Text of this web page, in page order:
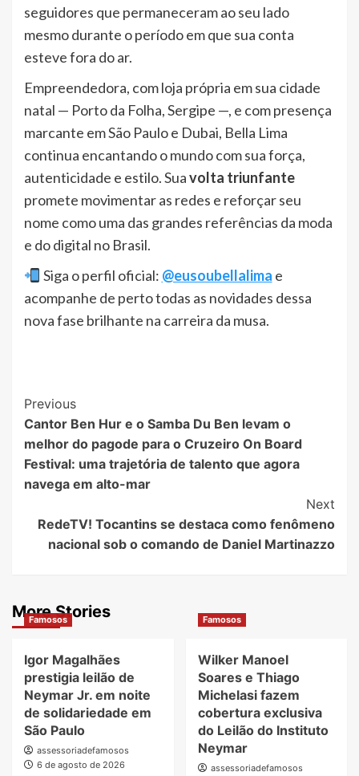
seguidores que permaneceram ao seu lado
mesmo durante o período em que sua conta
esteve fora do ar.
Empreendedora, com loja própria em sua cidade
natal — Porto da Folha, Sergipe —, e com presença
marcante em São Paulo e Dubai, Bella Lima
continua encantando o mundo com sua força,
autenticidade e estilo. Suavolta triunfante
promete movimentar as redes e reforçar seu
nome como uma das grandes referências da moda
e do digital no Brasil.
Siga o perfil oficial: @eusoubellalima e
acompanhe de perto todas as novidades dessa
nova fase brilhante na carreira da musa.
Post
Navigation
Previous
Cantor Ben Hur e o Samba Du Ben levam o
melhor do pagode para o Cruzeiro On Board
Festival: uma trajetória de talento que agora
navega em alto-mar
Next
RedeTV! Tocantins se destaca como fenômeno
nacional sob o comando de Daniel Martinazzo
More Stories
Famosos
Igor Magalhães
prestigia leilão de
Neymar Jr. em noite
de solidariedade em
São Paulo
assessoriadefamosos
6 de agosto de 2026
Famosos
Wilker Manoel
Soares e Thiago
Michelasi fazem
cobertura exclusiva
do Leilão do Instituto
Neymar
assessoriadefamosos